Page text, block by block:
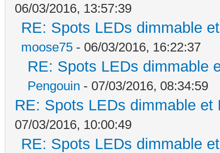
06/03/2016, 13:57:39
RE: Spots LEDs dimmable
moose75 - 06/03/2016, 16:22:37
RE: Spots LEDs dimmable
Pengouin - 07/03/2016, 08:34:59
RE: Spots LEDs dimmable
07/03/2016, 10:00:49
RE: Spots LEDs dimmable